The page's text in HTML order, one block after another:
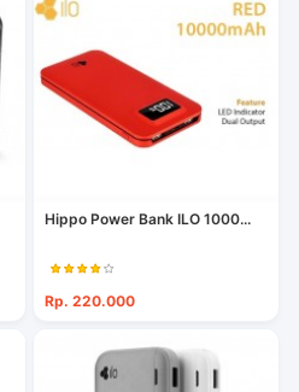
Hippo Power Bank ILO 1000...
Rp. 220.000